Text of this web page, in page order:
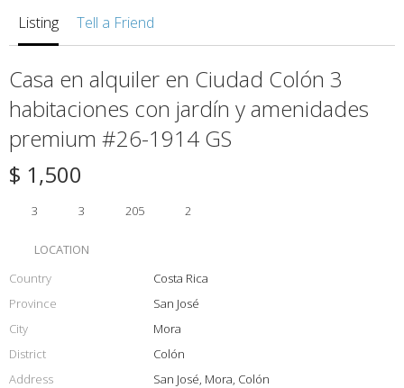
Listing Tell a Friend
Casa en alquiler en Ciudad Colón 3
habitaciones con jardín y amenidades
premium #26-1914 GS
$ 1,500
3 3 205 2
LOCATION
Country
Costa Rica
Province
San José
City
Mora
District
Colón
Address
San José, Mora, Colón